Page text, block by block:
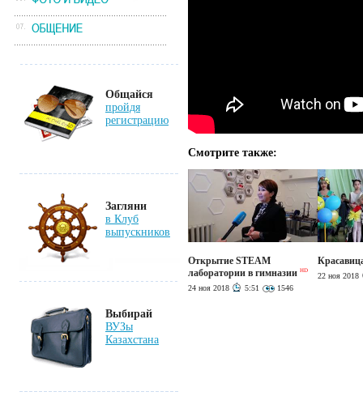
Общайся
пройдя
регистрацию
Загляни
в Клуб
выпускников
Выбирай
ВУЗы
Казахстана
Смотрите также:
Открытие STEAM
лаборатории в гимназии HD
24 ноя 2018 5:51 1546
22 ноя 2018